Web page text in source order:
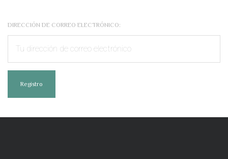
DIRECCIÓN DE CORREO ELECTRÓNICO: